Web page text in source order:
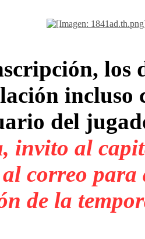
los
incluso
del
invito al
correo
de la